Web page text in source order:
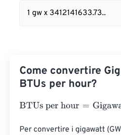
1 gw x 3412141633.73..
Come convertire
BTUs per hour?
BTUs per hour=Gigawatts×
Per convertire i gigawatt